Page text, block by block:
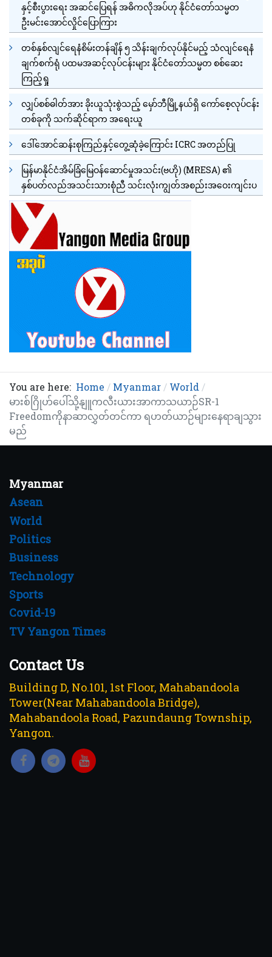
နှင့်စီးပွားရေး အဆင်ပြေရန် အဓိကလိုအပ်ဟု နိုင်ငံတော်သမ္မတ
ဦးမင်းအောင်လှိုင်ပြောကြား
တစ်နှစ်လျင်ရေနံစိမ်းတန်ချိန် ၅ သိန်းချက်လုပ်နိုင်မည့် သံလျင်ရေနံ
ချက်စက်ရုံ ပထမအဆင့်လုပ်ငန်းများ နိုင်ငံတော်သမ္မတ စစ်ဆေး
ကြည့်ရှု
လျှပ်စစ်ဓါတ်အား ခိုးယူသုံးစွဲသည့် မှော်ဘီမြို့နယ်ရှိ ကော်စေ့လုပ်ငန်း
တစ်ခုကို သက်ဆိုင်ရာက အရေးယူ
ဒေါ်အောင်ဆန်းစုကြည်နှင့်တွေ့ဆုံခဲ့ကြောင်း ICRC အတည်ပြု
မြန်မာနိုင်ငံအိမ်ခြံမြေဝန်ဆောင်မှုအသင်း(ဗဟို) (MRESA) ၏
နှစ်ပတ်လည်အသင်းသားစုံညီ သင်းလုံးကျွတ်အစည်းအဝေးကျင်းပ
You are here: Home Myanmar
World
မားစ်ဂြိုဟ်ပေါ်သို့နျူကလီးယားအာကာသယာဉ်SR-1
Freedomကိုနာဆာလွှတ်တင်ကာ ရဟတ်ယာဉ်များနေရာချသွား
မည်
Myanmar
Asean
World
Politics
Business
Technology
Sports
Covid-19
TV Yangon Times
Contact Us
Building D, No.101, 1st Floor, Mahabandoola
Tower(Near Mahabandoola Bridge),
Mahabandoola Road, Pazundaung Township,
Yangon.